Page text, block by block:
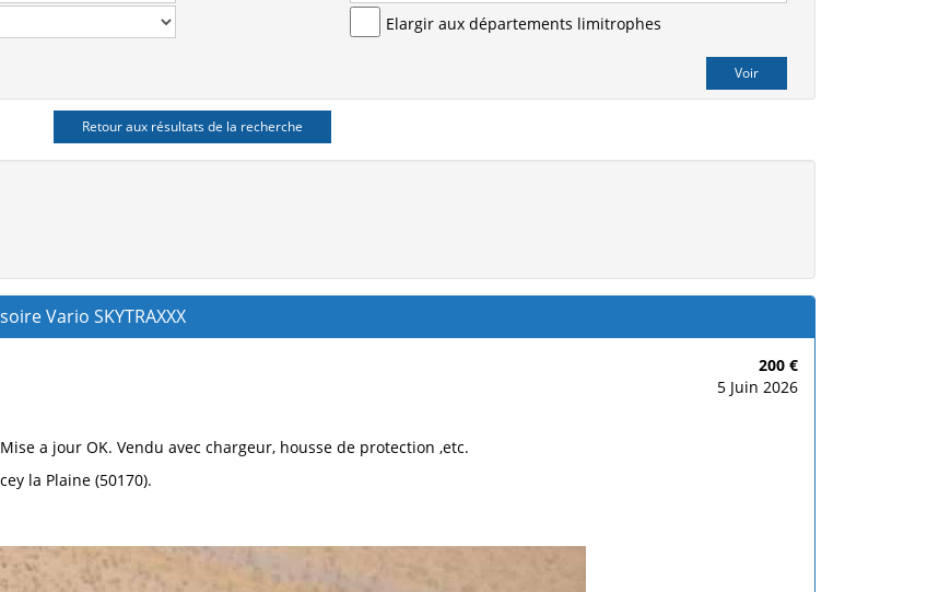
Elargir aux départements limitrophes
Retour aux résultats de la recherche
Vario SKYTRAXXX
200 €
5 Juin 2026
a jour OK. Vendu avec chargeur, housse de protection ,etc.
la Plaine (50170).